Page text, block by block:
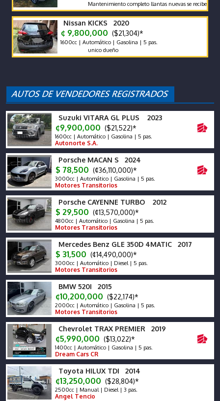
Mantenimiento completo llantas nuevas se recibe y se
Nissan KICKS 2020
¢ 9,800,000 ($21,304)*
1600cc | Automático | Gasolina | 5 pas.
unico dueño
Suzuki VITARA GL PLUS 2023
¢9,900,000 ($21,522)*
1600cc | Automático | Gasolina | 5 pas.
Autonorte S.A.
Porsche MACAN S 2024
$ 78,500 (¢36,110,000)*
3000cc | Automático | Gasolina | 5 pas.
Motores Transitorios
Porsche CAYENNE TURBO 2012
$ 29,500 (¢13,570,000)*
4800cc | Automático | Gasolina | 5 pas.
Motores Transitorios
Mercedes Benz GLE 350D 4MATIC 2017
$ 31,500 (¢14,490,000)*
3000cc | Automático | Diesel | 5 pas.
Motores Transitorios
BMW 520I 2015
¢10,200,000 ($22,174)*
2000cc | Automático | Gasolina | 5 pas.
Motores Transitorios
Chevrolet TRAX PREMIER 2019
¢5,990,000 ($13,022)*
1400cc | Automático | Gasolina | 5 pas.
Dream Cars CR
Toyota HILUX TDI 2014
¢13,250,000 ($28,804)*
2500cc | Manual | Diesel | 3 pas.
Angel Tencio